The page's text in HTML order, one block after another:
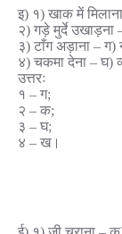
इ) १) खाक में
२) गड़े मुर्दे उखाड़ना
३) टाँग अड़ाना – ग)
४) चकमा देना – घ)
उत्तरः
१ – ग;
२ – क;
३ – घ;
४ – ख।